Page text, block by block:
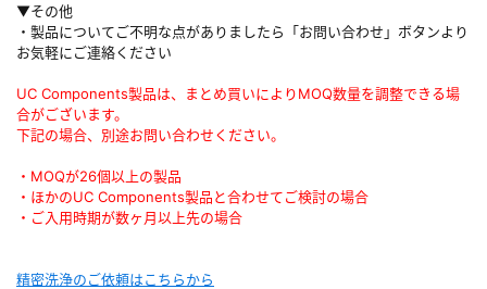
▼その他
・製品についてご不明な点がありましたら「お問い合わせ」ボタンより
お気軽にご連絡ください
UC Components製品は、まとめ買いによりMOQ数量を調整できる場
合がございます。
下記の場合、別途お問い合わせください。
・MOQが26個以上の製品
・ほかのUC Components製品と合わせてご検討の場合
・ご入用時期が数ヶ月以上先の場合
精密洗浄のご依頼はこちらから